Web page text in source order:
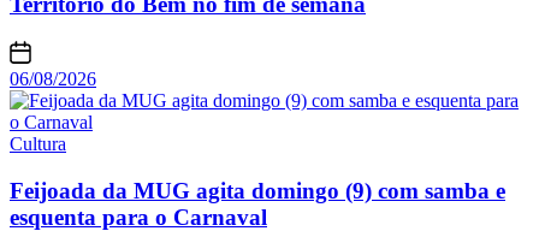
06/08/2026
Cultura
Feijoada da MUG agita domingo (9) com samba e
esquenta para o Carnaval